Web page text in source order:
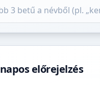
előrejelzés